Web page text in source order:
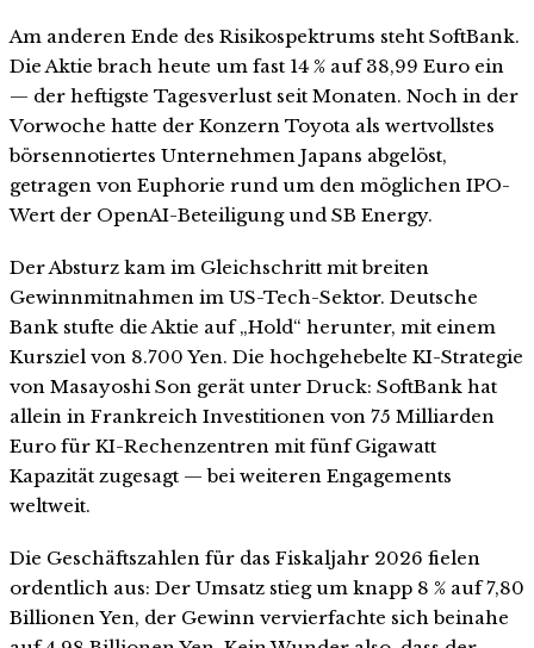
Am anderen Ende des Risikospektrums steht SoftBank.
Die Aktie brach heute um fast 14 % auf 38,99 Euro ein
— der heftigste Tagesverlust seit Monaten. Noch in der
Vorwoche hatte der Konzern Toyota als wertvollstes
börsennotiertes Unternehmen Japans abgelöst,
getragen von Euphorie rund um den möglichen IPO-
Wert der OpenAI-Beteiligung und SB Energy.
Der Absturz kam im Gleichschritt mit breiten
Gewinnmitnahmen im US-Tech-Sektor. Deutsche
Bank stufte die Aktie auf „Hold“ herunter, mit einem
Kursziel von 8.700 Yen. Die hochgehebelte KI-Strategie
von Masayoshi Son gerät unter Druck: SoftBank hat
allein in Frankreich Investitionen von 75 Milliarden
Euro für KI-Rechenzentren mit fünf Gigawatt
Kapazität zugesagt — bei weiteren Engagements
weltweit.
Die Geschäftszahlen für das Fiskaljahr 2026 fielen
ordentlich aus: Der Umsatz stieg um knapp 8 % auf 7,80
Billionen Yen, der Gewinn vervierfachte sich beinahe